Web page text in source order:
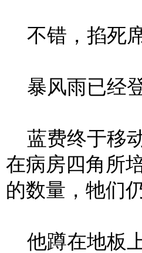
不错，掐死
暴风雨已经
蓝费终于移
在病房四角所
的数量，牠们
他蹲在地板